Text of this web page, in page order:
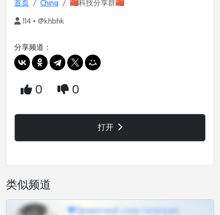
首页 China 🇨🇳科技分享群🇨🇳
114 • @khbhk
分享频道：
0 0
打开
类似频道
❤Приватный слив телеграм,